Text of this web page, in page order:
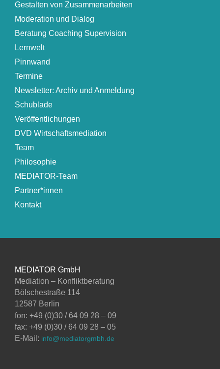
Gestalten von Zusammenarbeiten
Moderation und Dialog
Beratung Coaching Supervision
Lernwelt
Pinnwand
Termine
Newsletter: Archiv und Anmeldung
Schublade
Veröffentlichungen
DVD Wirtschaftsmediation
Team
Philosophie
MEDIATOR-Team
Partner*innen
Kontakt
MEDIATOR GmbH
Mediation – Konfliktberatung
Bölschestraße 114
12587 Berlin
fon: +49 (0)30 / 64 09 28 – 09
fax: +49 (0)30 / 64 09 28 – 05
E-Mail: info@mediatorgmbh.de